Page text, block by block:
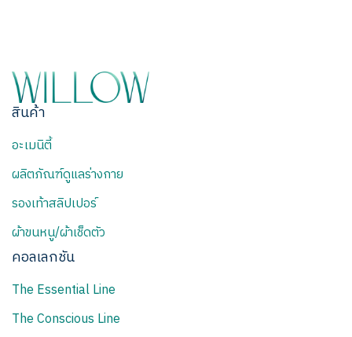
สินค้า
อะเมนิตี้
ผลิตภัณฑ์ดูแลร่างกาย
รองเท้าสลิปเปอร์
ผ้าขนหนู/ผ้าเช็ดตัว
คอลเลกชัน
The Essential Line
The Conscious Line